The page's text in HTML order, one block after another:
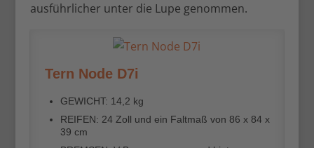
ausführlicher unter die Lupe genommen.
Tern Node D7i
GEWICHT: 14,2 kg
REIFEN: 24 Zoll und ein Faltmaß von 86 x 84 x
39 cm